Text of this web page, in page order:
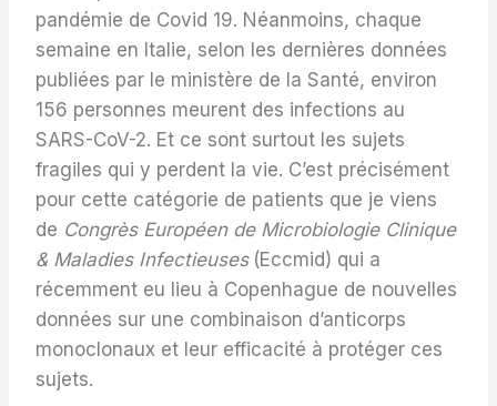
pandémie de Covid 19. Néanmoins, chaque
semaine en Italie, selon les dernières données
publiées par le ministère de la Santé, environ
156 personnes meurent des infections au
SARS-CoV-2. Et ce sont surtout les sujets
fragiles qui y perdent la vie. C’est précisément
pour cette catégorie de patients que je viens
de Congrès Européen de Microbiologie Clinique
& Maladies Infectieuses (Eccmid) qui a
récemment eu lieu à Copenhague de nouvelles
données sur une combinaison d’anticorps
monoclonaux et leur efficacité à protéger ces
sujets.